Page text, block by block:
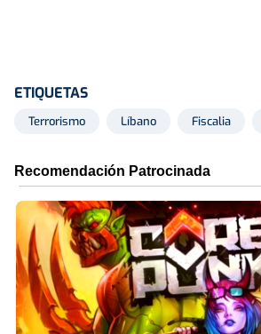
ETIQUETAS
Terrorismo Líbano Fiscalia